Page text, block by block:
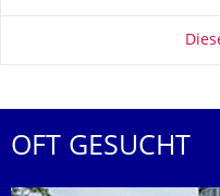
OFT GESUCHT